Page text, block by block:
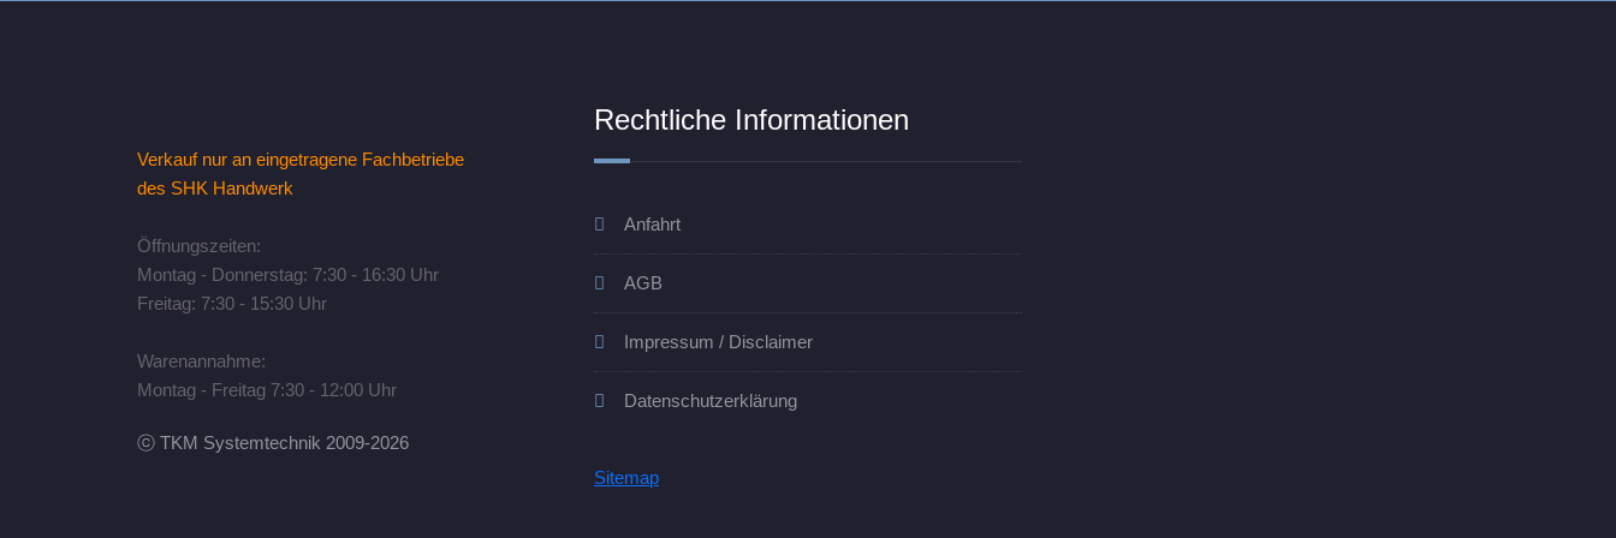
Verkauf nur an eingetragene Fachbetriebe
des SHK Handwerk
Öffnungszeiten:
Montag - Donnerstag: 7:30 - 16:30 Uhr
Freitag: 7:30 - 15:30 Uhr
Warenannahme:
Montag - Freitag 7:30 - 12:00 Uhr
ⓒ TKM Systemtechnik 2009-2026
Rechtliche Informationen
Anfahrt
AGB
Impressum / Disclaimer
Datenschutzerklärung
Sitemap